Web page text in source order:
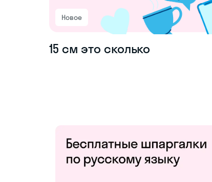
Новое
15 см это сколько